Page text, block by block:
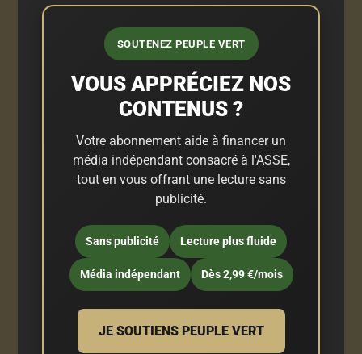
SOUTENEZ PEUPLE VERT
VOUS APPRÉCIEZ NOS
CONTENUS ?
Votre abonnement aide à financer un
média indépendant consacré à l'ASSE,
tout en vous offrant une lecture sans
publicité.
Sans publicité Lecture plus fluide
Média indépendant Dès 2,99 €/mois
JE SOUTIENS PEUPLE VERT